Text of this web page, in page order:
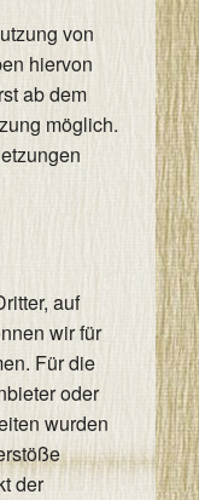
von
hiervon
ab dem
möglich.
auf
wir für
Für die
oder
wurden
der